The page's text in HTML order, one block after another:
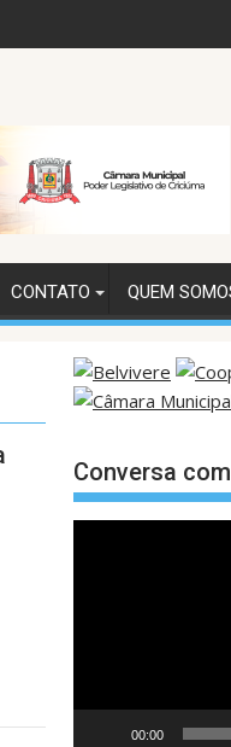
são atrações
CONTATO QUEM
Conversa
00:00